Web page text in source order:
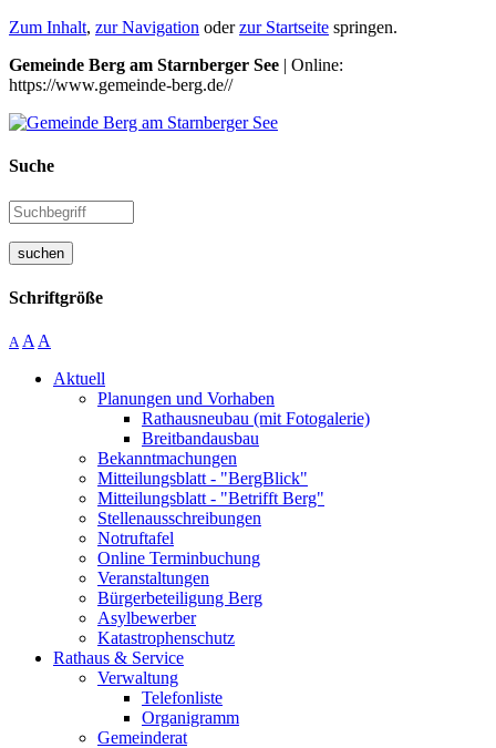
Zum Inhalt, zur Navigation oderzur Startseite springen.
Gemeinde Berg am Starnberger See | Online:
https://www.gemeinde-berg.de//
Suche
suchen
Schriftgröße
A A A
Aktuell
Planungen und Vorhaben
Rathausneubau (mit Fotogalerie)
Breitbandausbau
Bekanntmachungen
Mitteilungsblatt - "BergBlick"
Mitteilungsblatt - "Betrifft Berg"
Stellenausschreibungen
Notruftafel
Online Terminbuchung
Veranstaltungen
Bürgerbeteiligung Berg
Asylbewerber
Katastrophenschutz
Rathaus & Service
Verwaltung
Telefonliste
Organigramm
Gemeinderat